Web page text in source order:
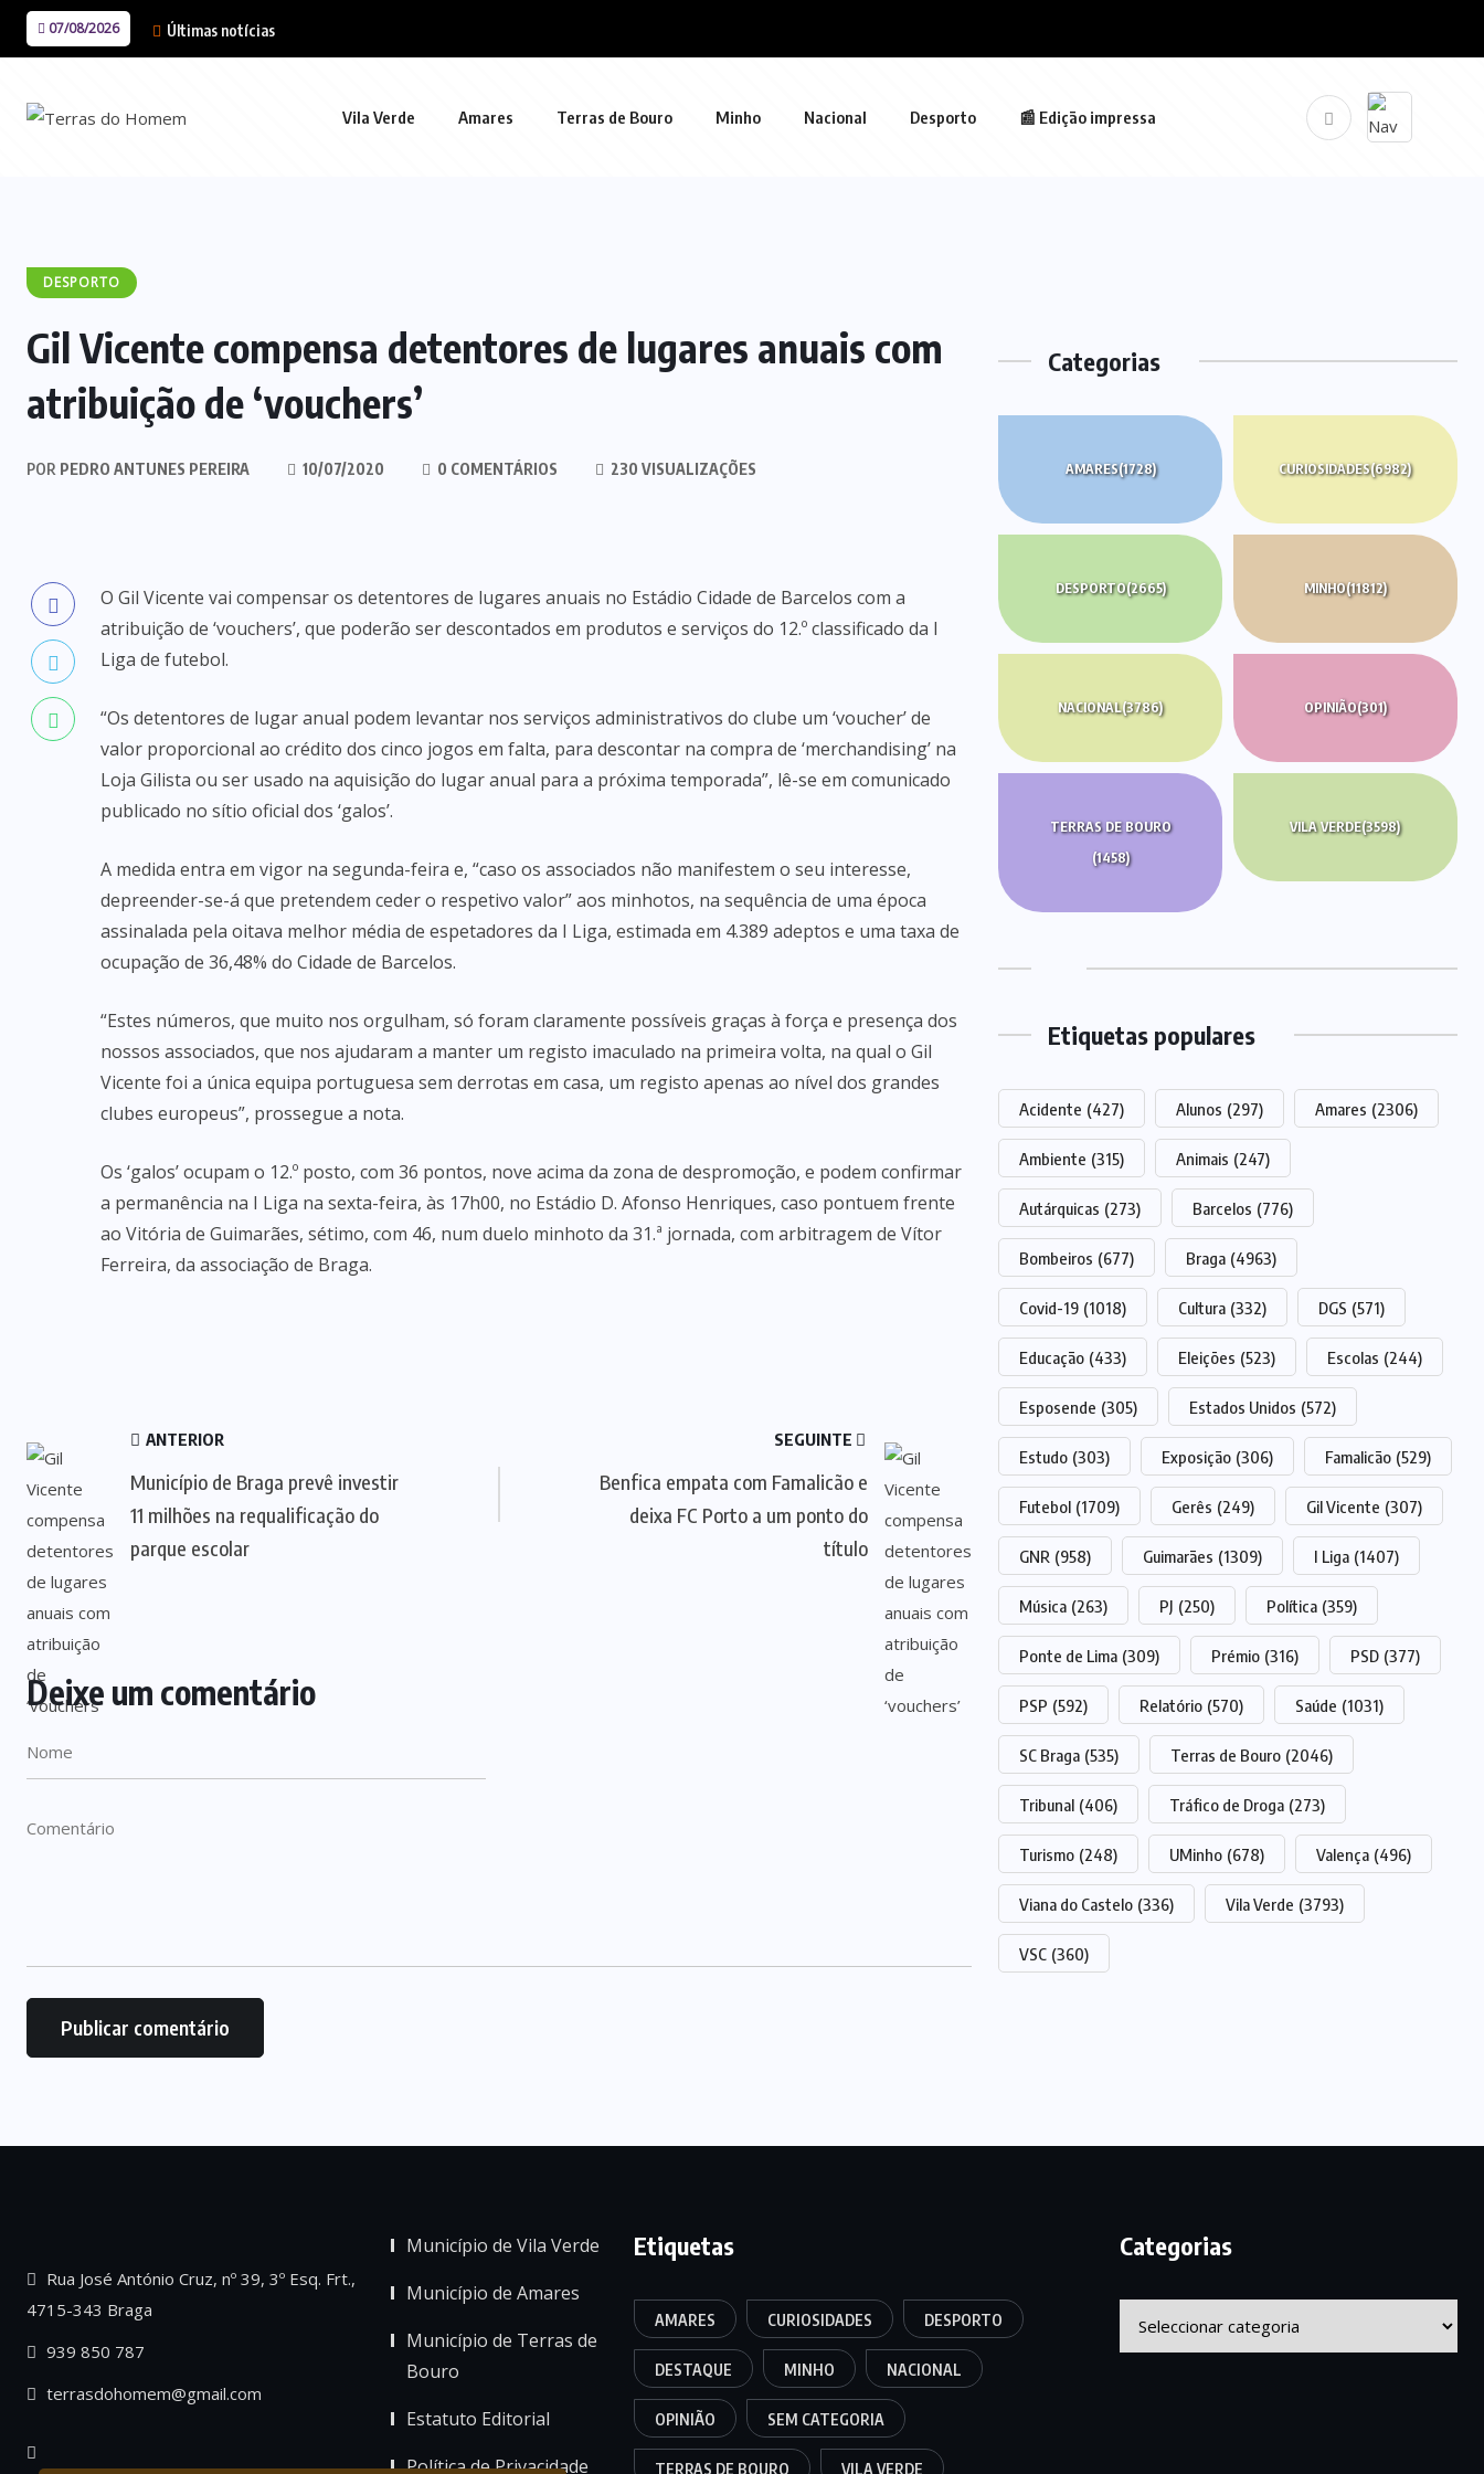
07/08/2026 Últimas notícias
Vila Verde Amares Terras de Bouro Minho Nacional Desporto 📰 Edição impressa
DESPORTO
Gil Vicente compensa detentores de lugares anuais com
atribuição de ‘vouchers’
POR PEDRO ANTUNES PEREIRA 10/07/2020 0 COMENTÁRIOS 230 VISUALIZAÇÕES
O Gil Vicente vai compensar os detentores de lugares anuais no Estádio Cidade de Barcelos com a
atribuição de ‘vouchers’, que poderão ser descontados em produtos e serviços do 12.º classificado da I
Liga de futebol.
“Os detentores de lugar anual podem levantar nos serviços administrativos do clube um ‘voucher’ de
valor proporcional ao crédito dos cinco jogos em falta, para descontar na compra de ‘merchandising’ na
Loja Gilista ou ser usado na aquisição do lugar anual para a próxima temporada”, lê-se em comunicado
publicado no sítio oficial dos ‘galos’.
A medida entra em vigor na segunda-feira e, “caso os associados não manifestem o seu interesse,
depreender-se-á que pretendem ceder o respetivo valor” aos minhotos, na sequência de uma época
assinalada pela oitava melhor média de espetadores da I Liga, estimada em 4.389 adeptos e uma taxa de
ocupação de 36,48% do Cidade de Barcelos.
“Estes números, que muito nos orgulham, só foram claramente possíveis graças à força e presença dos
nossos associados, que nos ajudaram a manter um registo imaculado na primeira volta, na qual o Gil
Vicente foi a única equipa portuguesa sem derrotas em casa, um registo apenas ao nível dos grandes
clubes europeus”, prossegue a nota.
Os ‘galos’ ocupam o 12.º posto, com 36 pontos, nove acima da zona de despromoção, e podem confirmar
a permanência na I Liga na sexta-feira, às 17h00, no Estádio D. Afonso Henriques, caso pontuem frente
ao Vitória de Guimarães, sétimo, com 46, num duelo minhoto da 31.ª jornada, com arbitragem de Vítor
Ferreira, da associação de Braga.
ANTERIOR
Município de Braga prevê investir
11 milhões na requalificação do
parque escolar
SEGUINTE
Benfica empata com Famalicão e
deixa FC Porto a um ponto do
título
Deixe um comentário
Categorias
AMARES(1728) CURIOSIDADES(6982)
DESPORTO(2665) MINHO(11812)
NACIONAL(3786) OPINIÃO(301)
TERRAS DE BOURO
(1458)
VILA VERDE(3598)
Etiquetas populares
Acidente (427) Alunos (297) Amares (2306)
Ambiente (315) Animais (247)
Autárquicas (273) Barcelos (776)
Bombeiros (677) Braga (4963)
Covid-19 (1018) Cultura (332) DGS (571)
Educação (433) Eleições (523) Escolas (244)
Esposende (305) Estados Unidos (572)
Estudo (303) Exposição (306) Famalicão (529)
Futebol (1709) Gerês (249) Gil Vicente (307)
GNR (958) Guimarães (1309) I Liga (1407)
Música (263) PJ (250) Política (359)
Ponte de Lima (309) Prémio (316) PSD (377)
PSP (592) Relatório (570) Saúde (1031)
SC Braga (535) Terras de Bouro (2046)
Tribunal (406) Tráfico de Droga (273)
Turismo (248) UMinho (678) Valença (496)
Viana do Castelo (336) Vila Verde (3793)
VSC (360)
Rua José António Cruz, nº 39, 3º Esq. Frt.,
4715-343 Braga
939 850 787
terrasdohomem@gmail.com
Município de Vila Verde
Município de Amares
Município de Terras de
Bouro
Estatuto Editorial
Política de Privacidade
Etiquetas
AMARES CURIOSIDADES DESPORTO
DESTAQUE MINHO NACIONAL
OPINIÃO SEM CATEGORIA
TERRAS DE BOURO VILA VERDE
Categorias